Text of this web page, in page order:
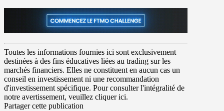
Toutes les informations fournies ici sont exclusivement
destinées à des fins éducatives liées au trading sur les
marchés financiers. Elles ne constituent en aucun cas un
conseil en investissement ni une recommandation
d'investissement spécifique. Pour consulter l'intégralité de
notre avertissement, veuillez cliquer ici.
Partager cette publication